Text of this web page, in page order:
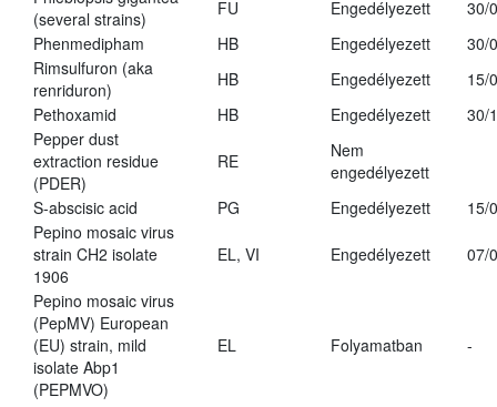
(several strains)
FU Engedélyezett
30/
Phenmedipham
HB Engedélyezett
30/
Rimsulfuron (aka
renriduron)
HB Engedélyezett
15/
Pethoxamid
HB Engedélyezett
30/
Pepper dust
extraction residue
(PDER)
RE
Nem
engedélyezett
S-abscisic acid
PG Engedélyezett
15/
Pepino mosaic virus
strain CH2 isolate
1906
EL, VI Engedélyezett 07/
Pepino mosaic virus
(PepMV) European
(EU) strain, mild
isolate Abp1
(PEPMVO)
EL Folyamatban -